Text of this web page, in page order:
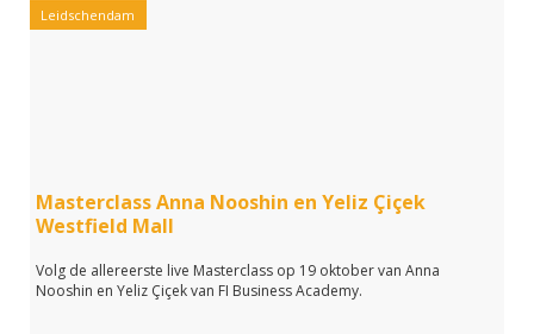
Leidschendam
Masterclass Anna Nooshin en Yeliz Çiçek
Westfield Mall
Volg de allereerste live Masterclass op 19 oktober van Anna
Nooshin en Yeliz Çiçek van FI Business Academy.